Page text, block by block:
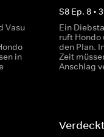
Vasu
in
S8 Ep. 8•
Ein
ruft Hondo
den Plan.
Zeit
Anschlag